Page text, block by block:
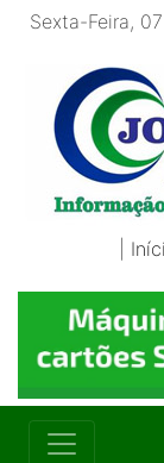
Sexta-Feira,